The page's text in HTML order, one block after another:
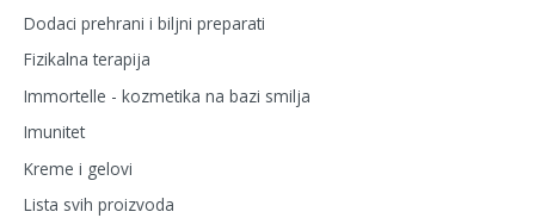
Dodaci prehrani i biljni preparati
Fizikalna terapija
Immortelle - kozmetika na bazi smilja
Imunitet
Kreme i gelovi
Lista svih proizvoda